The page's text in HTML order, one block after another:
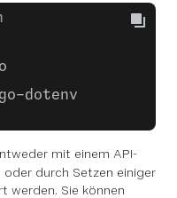
dotenv
mit einem API-
oder durch Setzen einiger
werden. Sie können